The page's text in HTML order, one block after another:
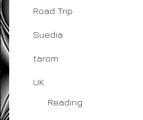
Road Trip
Suedia
tarom
UK
Reading